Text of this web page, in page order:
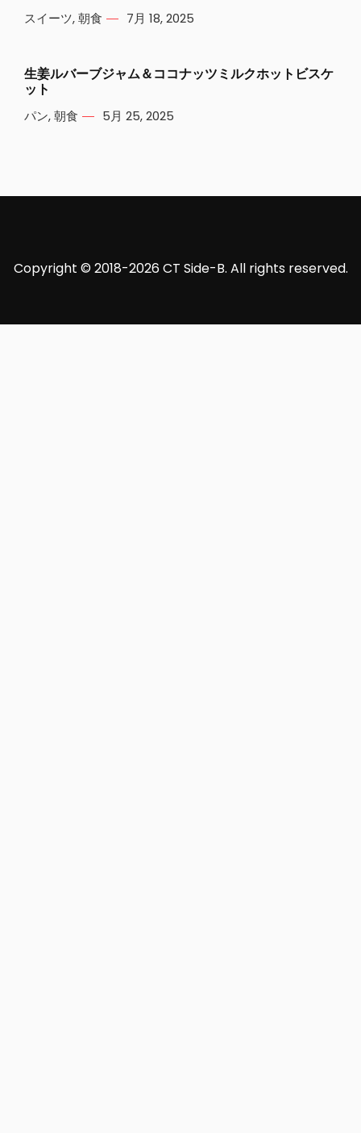
スイーツ,朝食 7月 18, 2025
生姜ルバーブジャム＆ココナッツミルクホットビスケ
ット
パン,朝食 5月 25, 2025
Copyright © 2018-2026 CT Side-B. All rights reserved.